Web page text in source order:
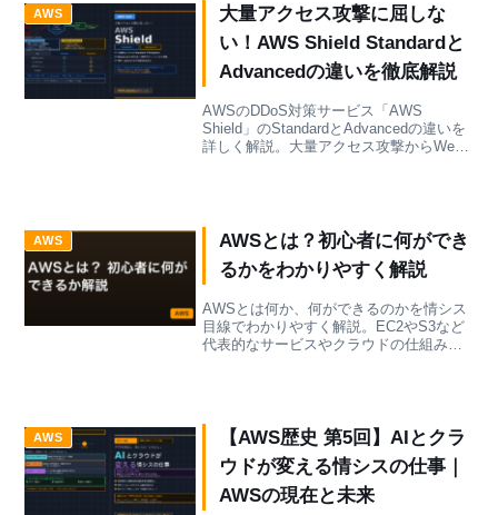
AWS
大量アクセス攻撃に屈しな
い！AWS Shield Standardと
Advancedの違いを徹底解説
AWSのDDoS対策サービス「AWS
Shield」のStandardとAdvancedの違いを
詳しく解説。大量アクセス攻撃からWeb
AWS
AWSとは？初心者に何ができ
るかをわかりやすく解説
AWSとは何か、何ができるのかを情シス
目線でわかりやすく解説。EC2やS3など
代表的なサービスやクラウドの仕組み
AWS
【AWS歴史 第5回】AIとクラ
ウドが変える情シスの仕事｜
AWSの現在と未来